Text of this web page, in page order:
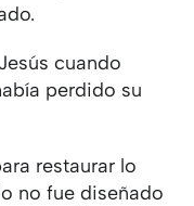
cuando
perdido su
restaurar lo
no fue diseñado